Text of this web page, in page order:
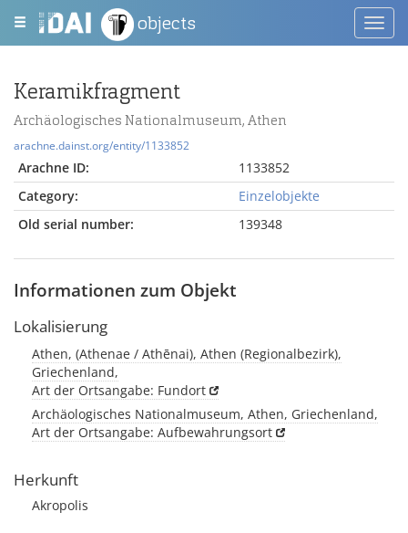
objects
Keramikfragment
Archäologisches Nationalmuseum, Athen
arachne.dainst.org/entity/1133852
Arachne ID:
1133852
Category:
Einzelobjekte
Old serial number:
139348
Informationen zum Objekt
Lokalisierung
Athen, (Athenae / Athēnai), Athen (Regionalbezirk),
Griechenland,
Art der Ortsangabe: Fundort
Archäologisches Nationalmuseum, Athen, Griechenland,
Art der Ortsangabe: Aufbewahrungsort
Herkunft
Akropolis